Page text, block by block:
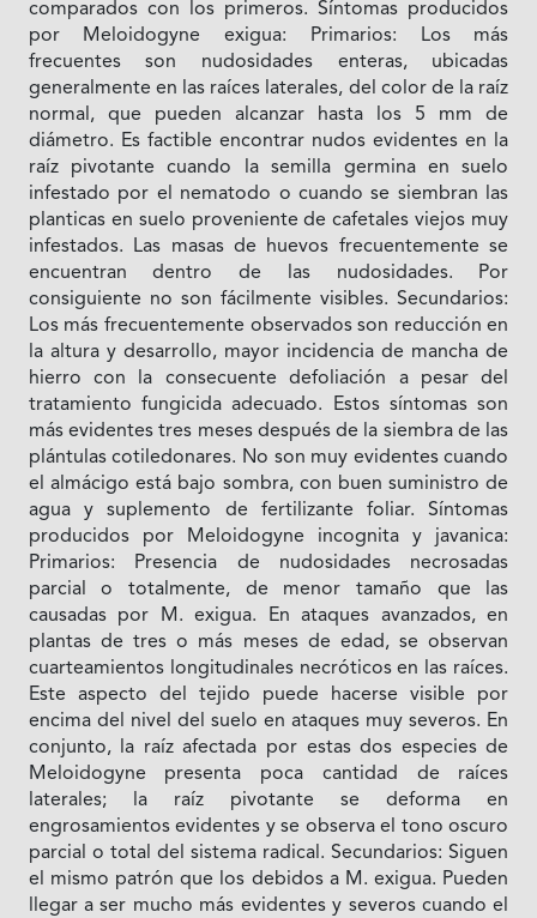
comparados con los primeros. Síntomas producidos
por Meloidogyne exigua: Primarios: Los más
frecuentes son nudosidades enteras, ubicadas
generalmente en las raíces laterales, del color de la raíz
normal, que pueden alcanzar hasta los 5 mm de
diámetro. Es factible encontrar nudos evidentes en la
raíz pivotante cuando la semilla germina en suelo
infestado por el nematodo o cuando se siembran las
planticas en suelo proveniente de cafetales viejos muy
infestados. Las masas de huevos frecuentemente se
encuentran dentro de las nudosidades. Por
consiguiente no son fácilmente visibles. Secundarios:
Los más frecuentemente observados son reducción en
la altura y desarrollo, mayor incidencia de mancha de
hierro con la consecuente defoliación a pesar del
tratamiento fungicida adecuado. Estos síntomas son
más evidentes tres meses después de la siembra de las
plántulas cotiledonares. No son muy evidentes cuando
el almácigo está bajo sombra, con buen suministro de
agua y suplemento de fertilizante foliar. Síntomas
producidos por Meloidogyne incognita y javanica:
Primarios: Presencia de nudosidades necrosadas
parcial o totalmente, de menor tamaño que las
causadas por M. exigua. En ataques avanzados, en
plantas de tres o más meses de edad, se observan
cuarteamientos longitudinales necróticos en las raíces.
Este aspecto del tejido puede hacerse visible por
encima del nivel del suelo en ataques muy severos. En
conjunto, la raíz afectada por estas dos especies de
Meloidogyne presenta poca cantidad de raíces
laterales; la raíz pivotante se deforma en
engrosamientos evidentes y se observa el tono oscuro
parcial o total del sistema radical. Secundarios: Siguen
el mismo patrón que los debidos a M. exigua. Pueden
llegar a ser mucho más evidentes y severos cuando el